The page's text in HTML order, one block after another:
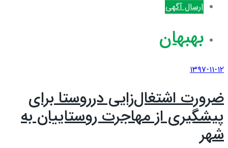
ارسال آگهی
بهبهان
۱۳۹۷-۱۱-۱۲
ضرورت اشتغال‌زایی درروستا برای
پیشگیری از مهاجرت روستاییان به
شهر